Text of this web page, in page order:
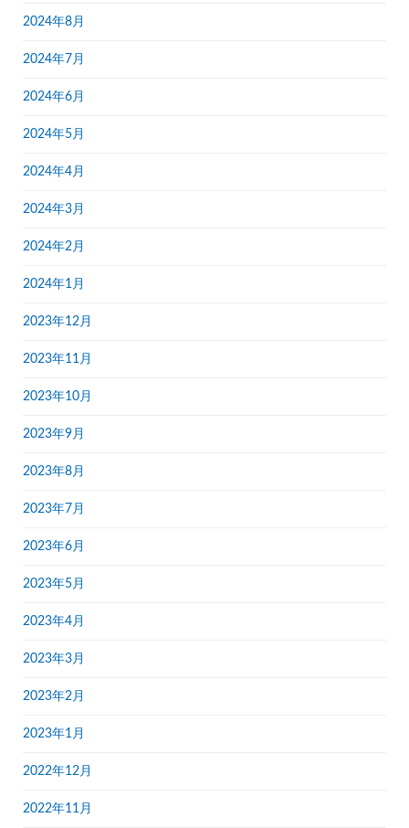
2024年8月
2024年7月
2024年6月
2024年5月
2024年4月
2024年3月
2024年2月
2024年1月
2023年12月
2023年11月
2023年10月
2023年9月
2023年8月
2023年7月
2023年6月
2023年5月
2023年4月
2023年3月
2023年2月
2023年1月
2022年12月
2022年11月